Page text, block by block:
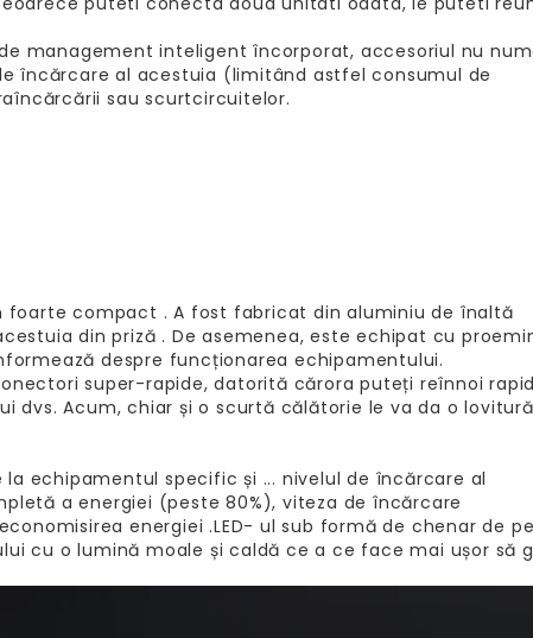
management inteligent încorporat, accesoriul nu
încărcare al acestuia (limitând astfel consumul de
sau scurtcircuitelor.
foarte compact . A fost fabricat din aluminiu de înaltă
din priză . De asemenea, este echipat cu
despre funcționarea echipamentului.
super-rapide, datorită cărora puteți reînnoi
dvs. Acum, chiar și o scurtă călătorie le va da o
echipamentul specific și ... nivelul de încărcare al
a energiei (peste 80%), viteza de încărcare
energiei .LED- ul sub formă de chenar de
cu o lumină moale și caldă ce a ce face mai ușor să